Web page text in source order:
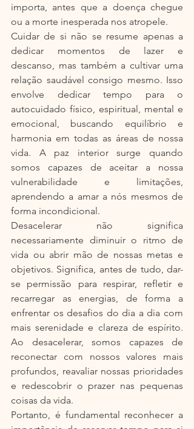
importa, antes que a doença chegue
ou a morte inesperada nos atropele.
Cuidar de si não se resume apenas a
dedicar momentos de lazer e
descanso, mas também a cultivar uma
relação saudável consigo mesmo. Isso
envolve dedicar tempo para o
autocuidado físico, espiritual, mental e
emocional, buscando equilíbrio e
harmonia em todas as áreas de nossa
vida. A paz interior surge quando
somos capazes de aceitar a nossa
vulnerabilidade e limitações,
aprendendo a amar a nós mesmos de
forma incondicional.
Desacelerar não significa
necessariamente diminuir o ritmo de
vida ou abrir mão de nossas metas e
objetivos. Significa, antes de tudo, dar-
se permissão para respirar, refletir e
recarregar as energias, de forma a
enfrentar os desafios do dia a dia com
mais serenidade e clareza de espírito.
Ao desacelerar, somos capazes de
reconectar com nossos valores mais
profundos, reavaliar nossas prioridades
e redescobrir o prazer nas pequenas
coisas da vida.
Portanto, é fundamental reconhecer a